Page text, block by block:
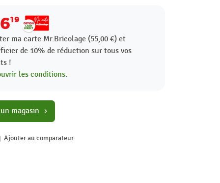
19
ma carte Mr.Bricolage (55,00 €) et
de 10% de réduction sur tous vos
!
les conditions.
magasin chevron_right
Ajouter au comparateur